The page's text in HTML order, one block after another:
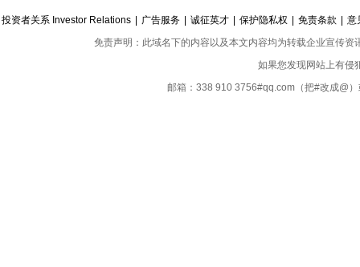
投资者关系 Investor Relations 广告服务 诚征英才 保护隐私权 免责条款
意
免责声明：此域名下的内容以及本文内容均为转载企业宣传
如果您发现网站上有侵
邮箱：338 910 3756#qq.com（把#改成@